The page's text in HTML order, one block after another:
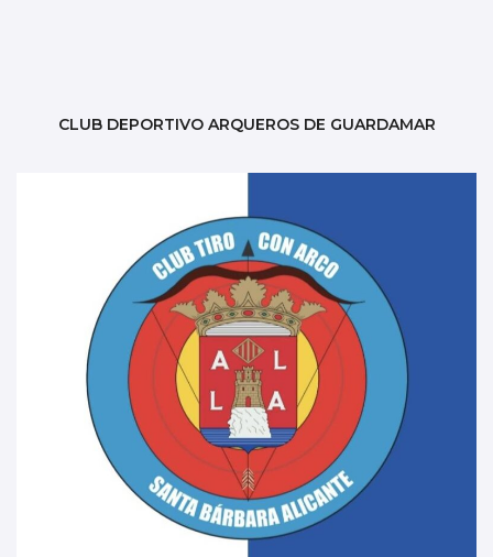
CLUB DEPORTIVO ARQUEROS DE GUARDAMAR